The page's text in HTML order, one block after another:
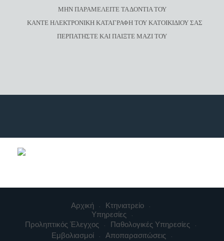
ΜΗΝ ΠΑΡΑΜΕΛΕΙΤΕ ΤΑ ΔΟΝΤΙΑ ΤΟΥ
ΚΑΝΤΕ ΗΛΕΚΤΡΟΝΙΚΗ ΚΑΤΑΓΡΑΦΗ ΤΟΥ ΚΑΤΟΙΚΙΔΙΟΥ ΣΑΣ
ΠΕΡΠΑΤΗΣΤΕ ΚΑΙ ΠΑΙΞΤΕ ΜΑΖΙ ΤΟΥ
Αρχική
Κτηνιατρείο
Υπηρεσίες
Προληπτικός Έλεγχος
Παθολογικές Υπηρεσίες
Εμβολιασμοί
Αποπαρασιτώσεις